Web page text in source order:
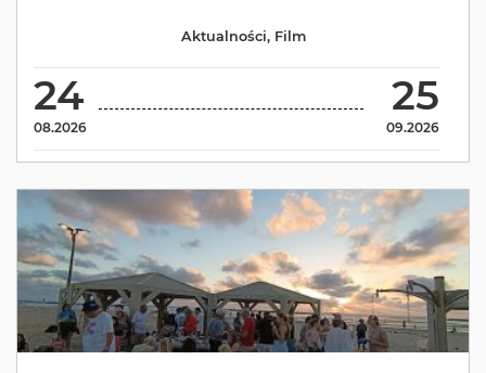
24
08.2026
25
09.2026
Aktualności, Film